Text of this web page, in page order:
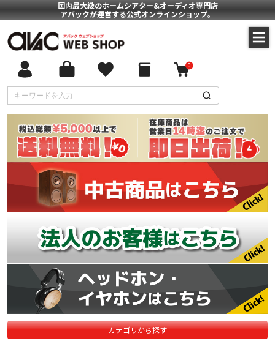
国内最大級のホームシアター&オーディオ専門店
アバックが運営する公式オンラインショップ。
0
カテゴリから探す